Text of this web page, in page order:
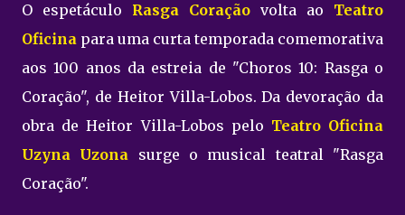
O espetáculo Rasga Coração volta ao Teatro
Oficina para uma curta temporada comemorativa
aos 100 anos da estreia de "Choros 10: Rasga o
Coração", de Heitor Villa-Lobos. Da devoração da
obra de Heitor Villa-Lobos pelo Teatro Oficina
Uzyna Uzona surge o musical teatral "Rasga
Coração".